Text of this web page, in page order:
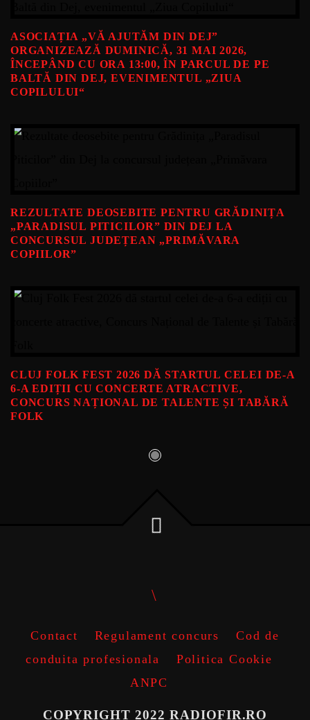
ASOCIAȚIA „VĂ AJUTĂM DIN DEJ”
ORGANIZEAZĂ DUMINICĂ, 31 MAI 2026,
ÎNCEPÂND CU ORA 13:00, ÎN PARCUL DE PE
BALTĂ DIN DEJ, EVENIMENTUL „ZIUA
COPILULUI“
REZULTATE DEOSEBITE PENTRU GRĂDINIȚA
„PARADISUL PITICILOR” DIN DEJ LA
CONCURSUL JUDEȚEAN „PRIMĂVARA
COPIILOR”
CLUJ FOLK FEST 2026 DĂ STARTUL CELEI DE-A
6-A EDIȚII CU CONCERTE ATRACTIVE,
CONCURS NAȚIONAL DE TALENTE ȘI TABĂRĂ
FOLK
Contact Regulament concurs
Cod de
conduita profesionala
Politica Cookie
ANPC
COPYRIGHT 2022 RADIOFIR.RO